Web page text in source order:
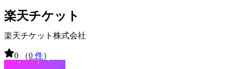
楽天チケット
楽天チケット株式会社
0 （0 件）